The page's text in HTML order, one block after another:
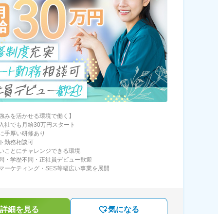
みを活かせる環境で働く】
社でも月給30万円スタート
手厚い研修あり
勤務相談可
ことにチャレンジできる環境
・学歴不問・正社員デビュー歓迎
ーケティング・SES等幅広い事業を展開
細を見る 気になる